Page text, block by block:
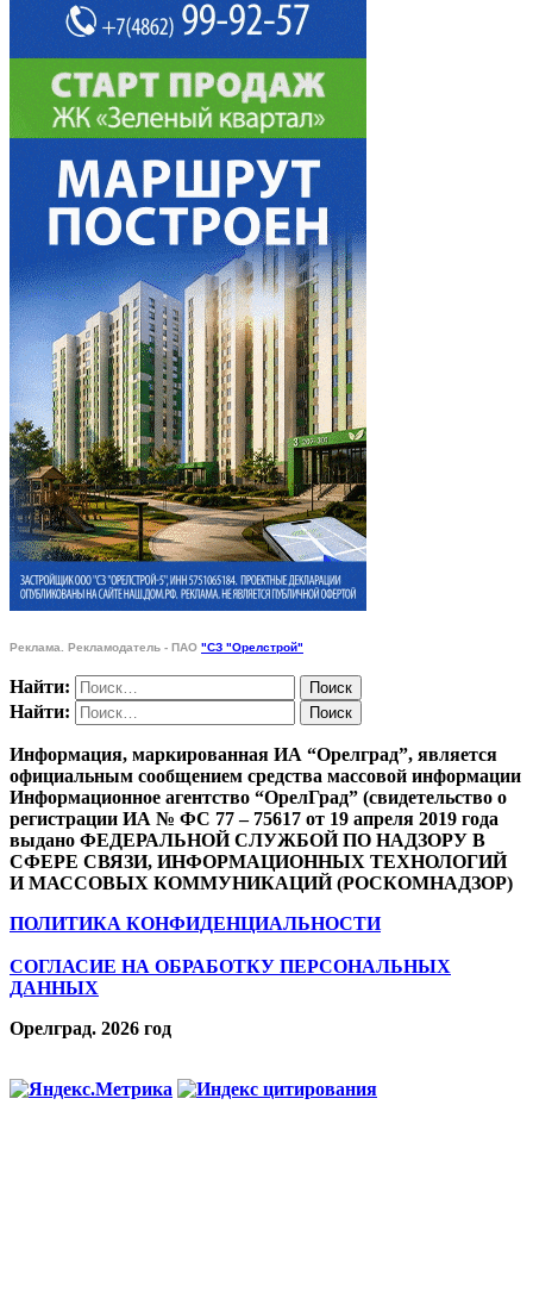
Реклама. Рекламодатель - ПАО "СЗ "Орелстрой"
Найти:
Найти:
Информация, маркированная ИА “Орелград”, является
официальным сообщением средства массовой информации
Информационное агентство “ОрелГрад” (свидетельство о
регистрации ИА № ФС 77 – 75617 от 19 апреля 2019 года
выдано ФЕДЕРАЛЬНОЙ СЛУЖБОЙ ПО НАДЗОРУ В
СФЕРЕ СВЯЗИ, ИНФОРМАЦИОННЫХ ТЕХНОЛОГИЙ
И МАССОВЫХ КОММУНИКАЦИЙ (РОСКОМНАДЗОР)
ПОЛИТИКА КОНФИДЕНЦИАЛЬНОСТИ
СОГЛАСИЕ НА ОБРАБОТКУ ПЕРСОНАЛЬНЫХ
ДАННЫХ
Орелград. 2026 год